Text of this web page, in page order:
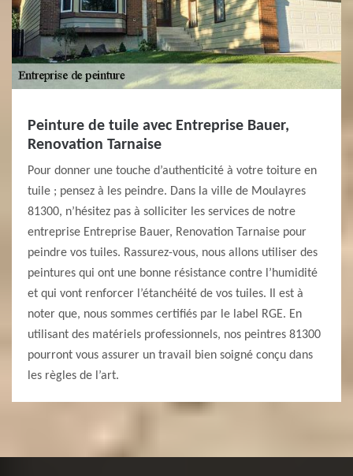
Peinture de tuile avec Entreprise Bauer,
Renovation Tarnaise
Pour donner une touche d’authenticité à votre toiture en
tuile ; pensez à les peindre. Dans la ville de Moulayres
81300, n’hésitez pas à solliciter les services de notre
entreprise Entreprise Bauer, Renovation Tarnaise pour
peindre vos tuiles. Rassurez-vous, nous allons utiliser des
peintures qui ont une bonne résistance contre l’humidité
et qui vont renforcer l’étanchéité de vos tuiles. Il est à
noter que, nous sommes certifiés par le label RGE. En
utilisant des matériels professionnels, nos peintres 81300
pourront vous assurer un travail bien soigné conçu dans
les règles de l’art.